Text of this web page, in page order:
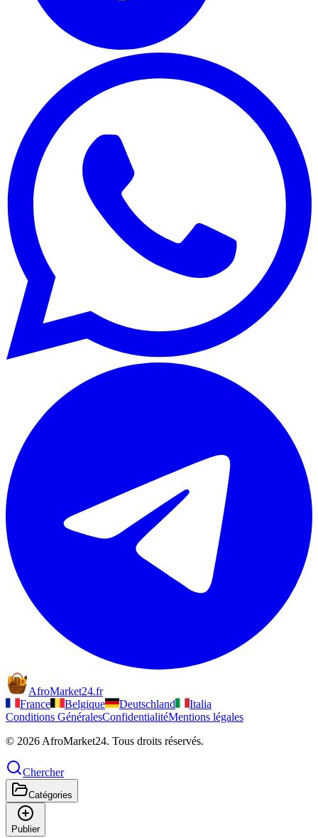
AfroMarket24.fr
France
Belgique Deutschland
Italia
Conditions GénéralesConfidentialitéMentions légales
© 2026 AfroMarket24. Tous droits réservés.
Chercher
Catégories
Publier